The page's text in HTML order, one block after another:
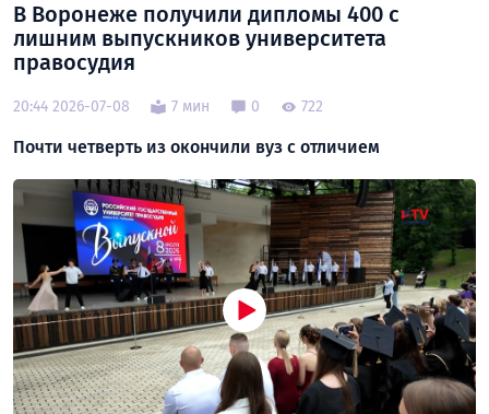
В Воронеже получили дипломы 400 с
лишним выпускников университета
правосудия
20:44 2026-07-08 7 мин 0 722
Почти четверть из окончили вуз с отличием